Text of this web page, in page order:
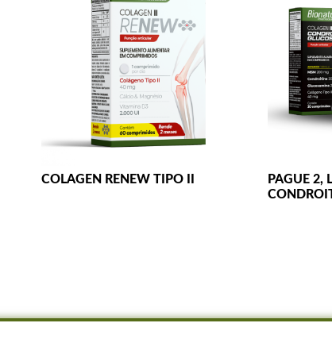
COLAGEN RENEW TIPO II
PAGUE 2,